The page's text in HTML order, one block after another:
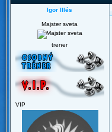
Igor Illés
Majster sveta
trener
VIP